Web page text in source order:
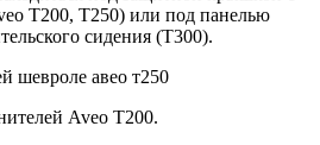
T200, Т250) или под панелью
сидения (Т300).
Aveo T200.